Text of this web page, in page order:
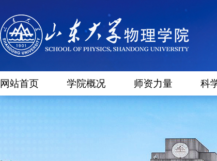
网站首页 学院概况 师资力量 科